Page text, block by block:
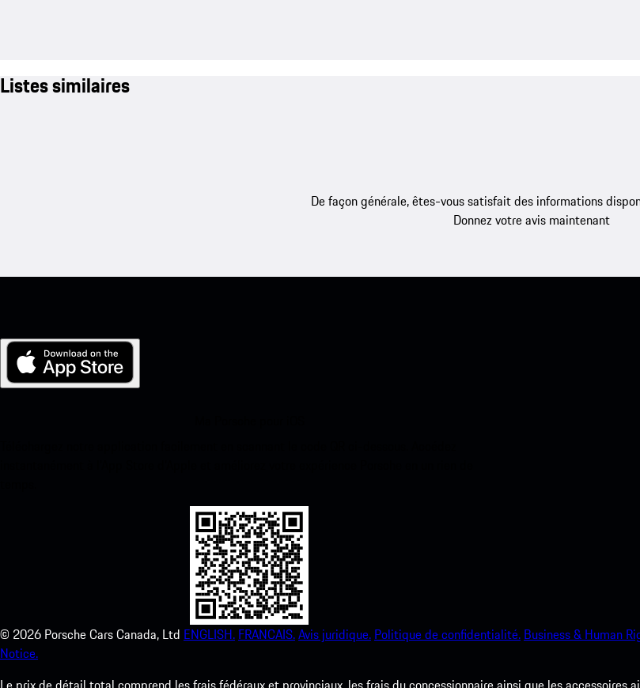
Listes similaires
De façon générale, êtes-vous satisfait des informations
Donnez votre avis maintenant
© 2026 Porsche Cars Canada, Ltd ENGLISH. FRANCAIS.Avis juridique. Politique de confidentialité. Business & Human
Notice.